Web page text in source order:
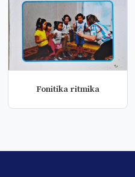
Fonitika ritmika